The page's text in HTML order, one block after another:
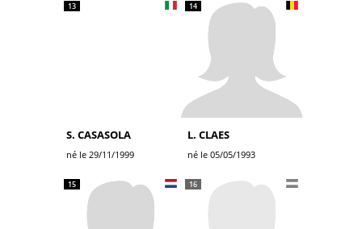
13
S. CASASOLA
né le 29/11/1999
14
L. CLAES
né le 05/05/1993
15 16